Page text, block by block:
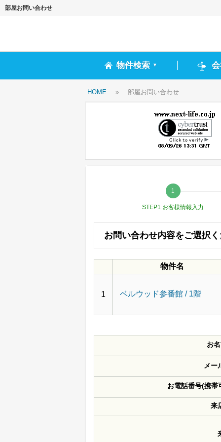
部屋お問い合わせ
物件検索 ▼
HOME » 部屋お問い合わせ
STEP1 お客様情報入力
お問い合わせ内容をご選択
物件名
1 ベルウッド参番館 / 1階
お
メー
お電話番号(携帯
来